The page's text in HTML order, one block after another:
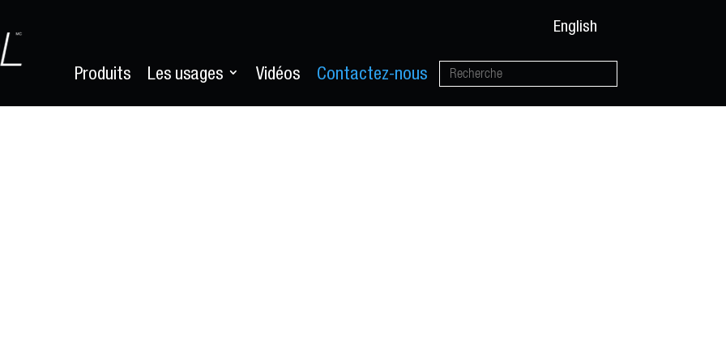
English
Produits Les usages Vidéos Contactez-nous